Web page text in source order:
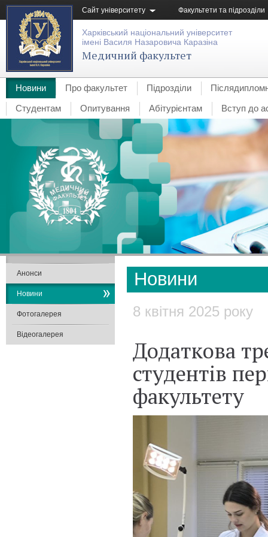
Сайт університету Факультети та підрозділи
Харківський національний університет
імені Василя Назаровича Каразіна
Медичний факультет
Новини Про факультет Підрозділи
Студентам
Опитування Абітурієнтам Вступ до
Новини
8 квітня 2025 року
Додаткова
студентів
факультету
Анонси
Новини
Фотогалерея
Відеогалерея